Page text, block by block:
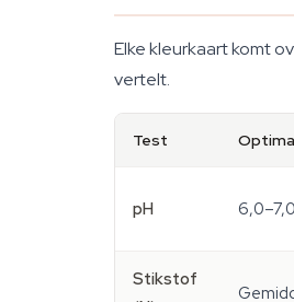
Elke kleurkaart komt
vertelt.
Test
pH 6,0–7,0
Stikstof